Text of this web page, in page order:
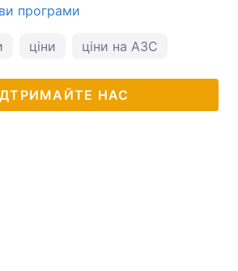
програми
ціни ціни на АЗС
НАС